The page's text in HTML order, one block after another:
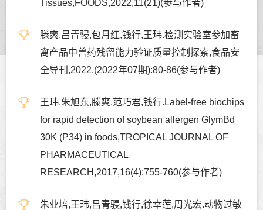
Tissues,FOODS,2022,11(21)(参与作者)
滕爽,吕青骎,包月红,钱行,王玮.检测实验室参加畜
禽产品中兽药残留能力验证质量控制探索,食品安
全导刊,2022,(2022年07期):80-86(参与作者)
王玮,朱旭东,滕爽,范巧君,钱行.Label-free biochips
for rapid detection of soybean allergen GlymBd
30K (P34) in foods,TROPICAL JOURNAL OF
PHARMACEUTICAL
RESEARCH,2017,16(4):755-760(参与作者)
朱业培,王玮,吕青骎,钱行,徐幸莲,周光宏.动物过敏